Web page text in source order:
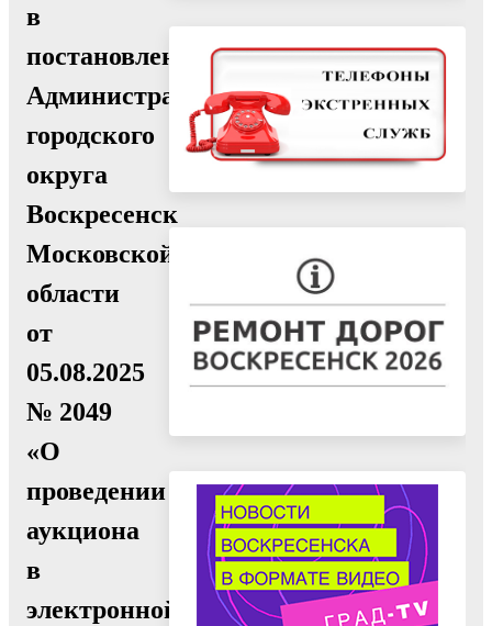
в
постановление
Администрации
городского
округа
Воскресенск
Московской
области
от
05.08.2025
№ 2049
«О
проведении
аукциона
в
электронной